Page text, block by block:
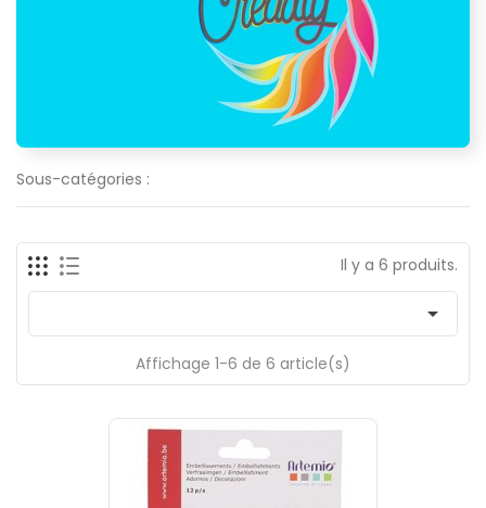
Sous-catégories :
Il y a 6 produits.

Affichage 1-6 de 6 article(s)